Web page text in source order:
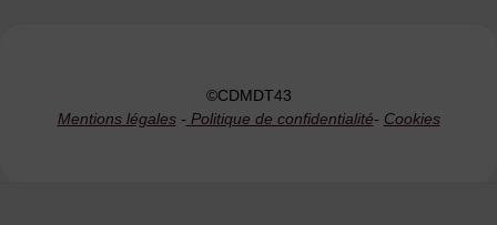
©CDMDT43
Mentions légales- Politique de confidentialité- Cookies